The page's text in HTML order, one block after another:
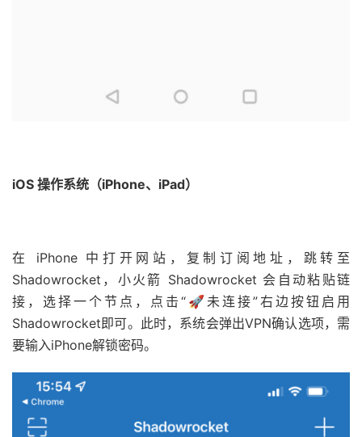
iOS 操作系统（iPhone、iPad）
在 iPhone 中打开网站，复制订阅地址，跳转至
Shadowrocket，小火箭 Shadowrocket 会自动粘贴链
接，选择一个节点，点击“🚀未连接”右边按钮启用
Shadowrocket即可。此时，系统会弹出VPN确认选项，需
要输入iPhone解锁密码。